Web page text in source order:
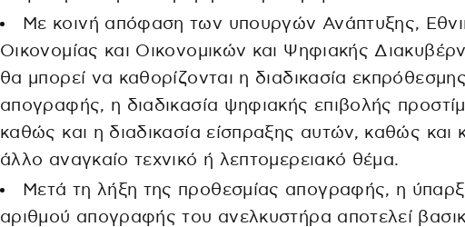
Με κοινή απόφαση των υπουργών Ανάπτυξης,
Οικονομίας και Οικονομικών και Ψηφιακής
θα μπορεί να καθορίζονται η διαδικασία εκπρόθεσμης
απογραφής, η διαδικασία ψηφιακής επιβολής
καθώς και η διαδικασία είσπραξης αυτών, καθώς και
άλλο αναγκαίο τεχνικό ή λεπτομερειακό θέμα.
Μετά τη λήξη της προθεσμίας απογραφής, η
αριθμού απογραφής του ανελκυστήρα αποτελεί